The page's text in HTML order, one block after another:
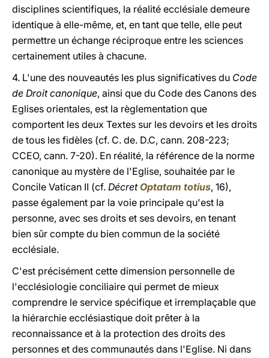
disciplines scientifiques, la réalité ecclésiale demeure
identique à elle-même, et, en tant que telle, elle peut
permettre un échange réciproque entre les sciences
certainement utiles à chacune.
4. L'une des nouveautés les plus significatives du Code
de Droit canonique, ainsi que du Code des Canons des
Eglises orientales, est la règlementation que
comportent les deux Textes sur les devoirs et les droits
de tous les fidèles (cf. C. de. D.C, cann. 208-223;
CCEO, cann. 7-20). En réalité, la référence de la norme
canonique au mystère de l'Eglise, souhaitée par le
Concile Vatican II (cf. DécretOptatam totius, 16),
passe également par la voie principale qu'est la
personne, avec ses droits et ses devoirs, en tenant
bien sûr compte du bien commun de la société
ecclésiale.
C'est précisément cette dimension personnelle de
l'ecclésiologie conciliaire qui permet de mieux
comprendre le service spécifique et irremplaçable que
la hiérarchie ecclésiastique doit prêter à la
reconnaissance et à la protection des droits des
personnes et des communautés dans l'Eglise. Ni dans